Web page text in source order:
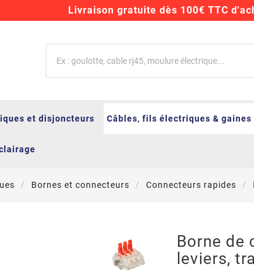
Livraison gratuite dès 100€ TTC
et disjoncteurs Câbles, fils électriques & gaines
Bornes et connecteurs Connecteurs rapides
Borne de
leviers,